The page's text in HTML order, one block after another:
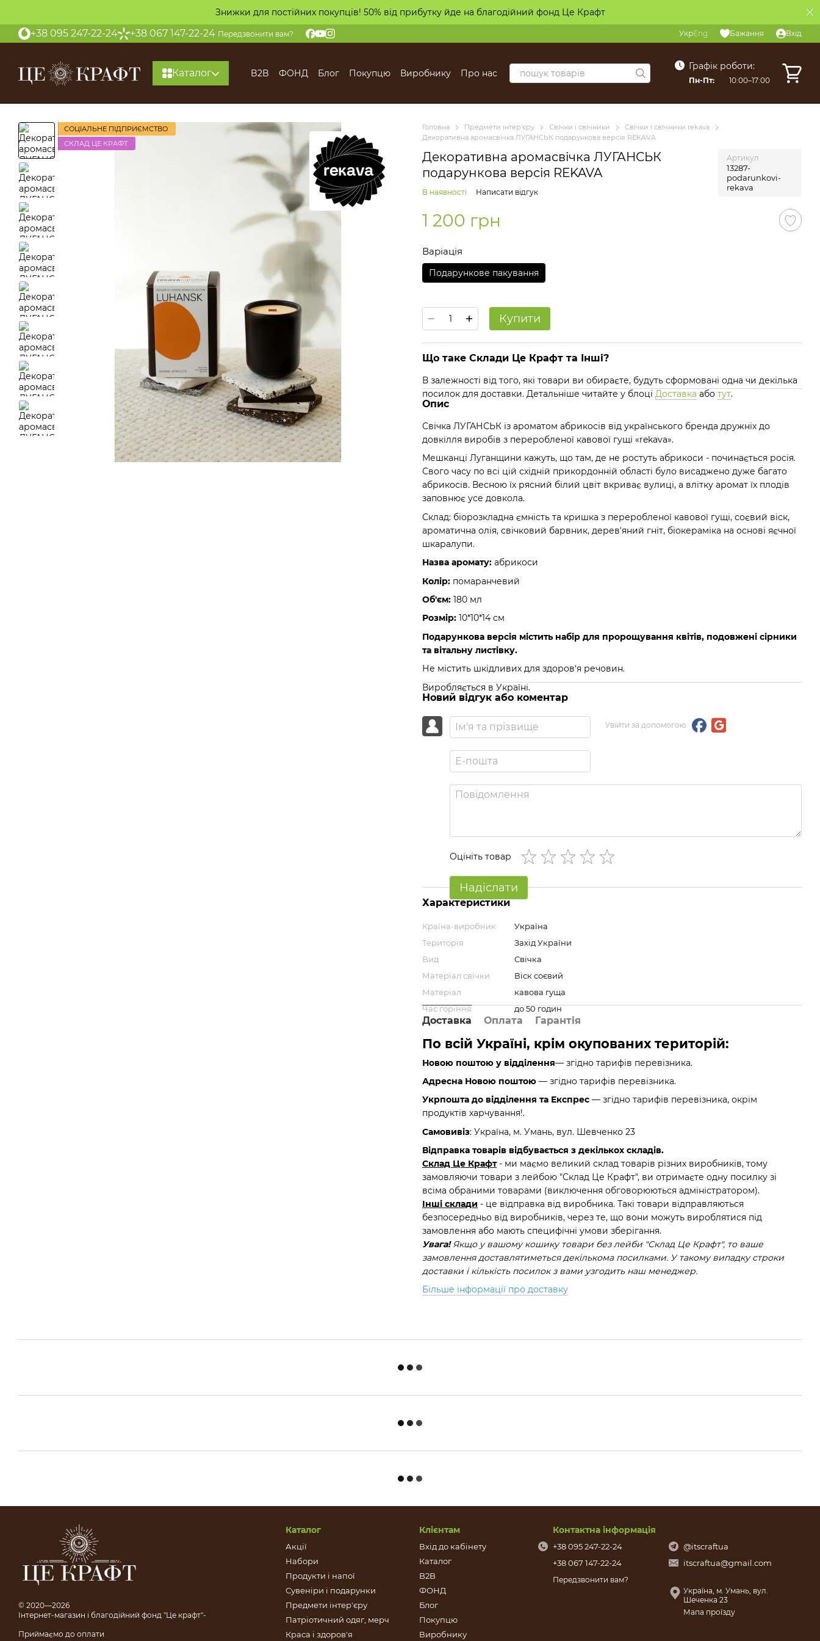
Знижки для постійних покупців! 50% від прибутку йде на благодійний фонд Це Крафт
+38 095 247-22-24 +38 067 147-22-24 Передзвонити вам? УкрEng Бажання Вхід
Каталог B2B ФОНД Блог Покупцю Виробнику Про нас
Графік роботи:
Пн-Пт: 10:00–17:00
СОЦІАЛЬНЕ ПІДПРИЄМСТВО
СКЛАД ЦЕ КРАФТ
Головна Предмети інтер'єру Свічки і свічники
Свічки і свічники rekava
Декоративна аромасвічка ЛУГАНСЬК подарункова версія REKAVA
Декоративна аромасвічка ЛУГАНСЬК
подарункова версія REKAVA
Артикул
13287-
podarunkovi-
rekava
В наявності Написати відгук
1 200 грн
Варіація
Подарункове пакування
Купити
Що таке Склади Це Крафт та Інші?
В залежності від того, які товари ви обираєте, будуть сформовані одна чи декілька
посилок для доставки. Детальніше читайте у блоці Доставка або тут.
Опис
Cвічка ЛУГАНСЬК із ароматом абрикосів від українського бренда дружніх до
довкілля виробів з переробленої кавової гущі «rekava».
Мешканці Луганщини кажуть, що там, де не ростуть абрикоси - починається росія.
Свого часу по всі цій східній прикордонній області було висаджено дуже багато
абрикосів. Весною їх рясний білий цвіт вкриває вулиці, а влітку аромат їх плодів
заповнює усе довкола.
Склад: біорозкладна ємність та кришка з переробленої кавової гущі, соєвий віск,
ароматична олія, свічковий барвник, дерев'яний гніт, біокераміка на основі яєчної
шкаралупи.
Назва аромату: абрикоси
Колір: помаранчевий
Об'єм: 180 мл
Розмір: 10*10*14 см
Подарункова версія містить набір для пророщування квітів, подовжені сірники
та вітальну листівку.
Не містить шкідливих для здоров‘я речовин.
Виробляється в Україні.
Новий відгук або коментар
Увійти за допомогою
Оцініть товар
Надіслати
Характеристики
Країна-виробник
Україна
Територія
Захід України
Вид
Свічка
Матеріал свічки
Віск соєвий
Матеріал
кавова гуща
Час горіння
до 50 годин
Доставка Оплата Гарантія
По всій Україні, крім окупованих територій:
Новою поштою у відділення— згідно тарифів перевізника.
Адресна Новою поштою — згідно тарифів перевізника.
Укрпошта до відділення та Експрес — згідно тарифів перевізника, окрім
продуктів харчування!.
Самовивіз: Україна, м. Умань, вул. Шевченко 23
Відправка товарів відбувається з декількох складів.
Склад Це Крафт- ми маємо великий склад товарів різних виробників, тому
замовляючи товари з лейбою "Склад Це Крафт", ви отримаєте одну посилку зі
всіма обраними товарами (виключення обговорюються адміністратором).
Інші склади - це відправка від виробника. Такі товари відправляються
безпосередньо від виробників, через те, що вони можуть вироблятися під
замовлення або мають специфічні умови зберігання.
Увага!Якщо у вашому кошику товари без лейби "Склад Це Крафт", то ваше
замовлення доставлятиметься декількома посилками. У такому випадку строки
доставки і кількість посилок з вами узгодить наш менеджер.
Більше інформації про доставку
© 2020—2026
Інтернет-магазин і благодійний фонд "Це крафт"-
Приймаємо до оплати
Каталог
Акції
Набори
Продукти і напої
Сувеніри і подарунки
Предмети інтер'єру
Патріотичний одяг, мерч
Краса і здоров'я
Клієнтам
Вхід до кабінету
Каталог
B2B
ФОНД
Блог
Покупцю
Виробнику
Контактна інформація
+38 095 247-22-24
+38 067 147-22-24
Передзвонити вам?
@itscraftua
itscraftua@gmail.com
Україна, м. Умань, вул.
Шеченка 23
Мапа проїзду